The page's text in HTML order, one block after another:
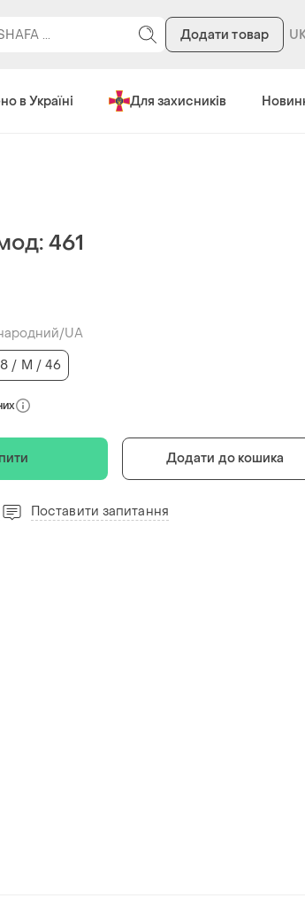
Додати товар
в Україні Для захисників
461
UA
/ M / 46
Додати до кошика
Поставити запитання